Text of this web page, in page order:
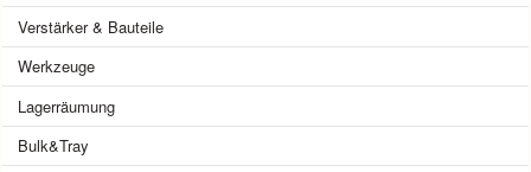
Verstärker & Bauteile
Werkzeuge
Lagerräumung
Bulk&Tray